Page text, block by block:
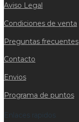
Aviso Legal
Condiciones de venta
Preguntas frecuentes
Contacto
Envios
Programa de puntos
Enlaces rapidos